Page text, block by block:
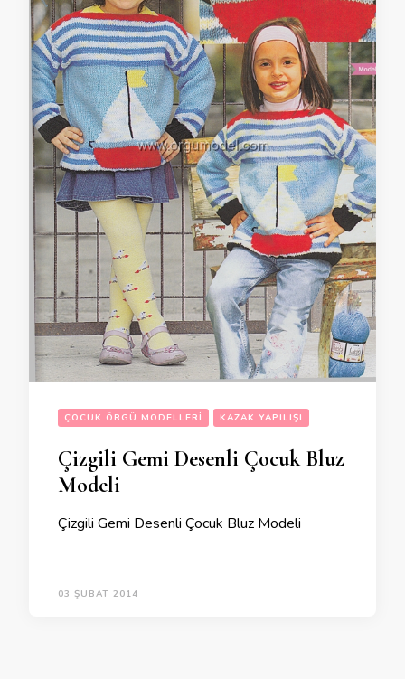
ÇOCUK ÖRGÜ MODELLERI KAZAK YAPILIŞI
Çizgili Gemi Desenli Çocuk Bluz
Modeli
Çizgili Gemi Desenli Çocuk Bluz Modeli
03 ŞUBAT 2014